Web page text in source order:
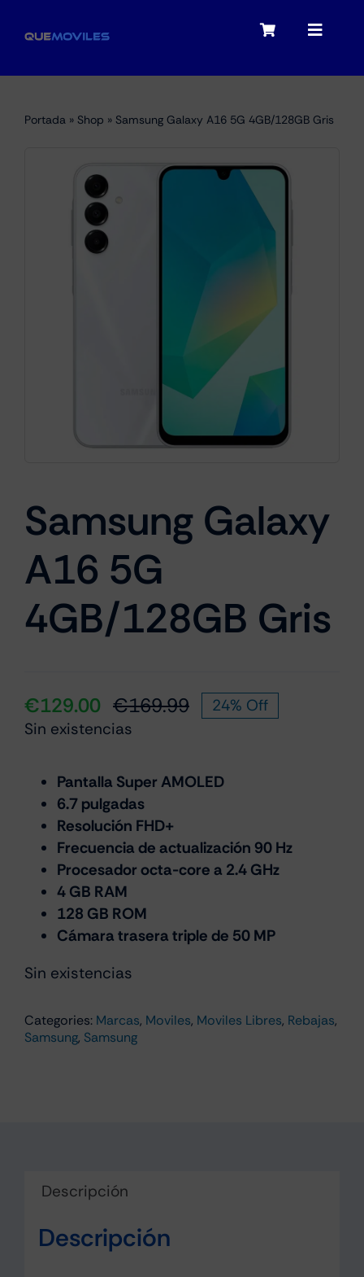
Toggle
My account
Checkout
Toggle
Portátiles
Smartwatches
Cámaras
Marcas
Portada » Shop » Samsung Galaxy A16 5G 4GB/128GB Gris
Samsung Galaxy
A16 5G
4GB/128GB Gris
€169.99El
era:
€129.00
El
es:
24% Off
Sin existencias
Pantalla Super AMOLED
6.7 pulgadas
Resolución FHD+
Frecuencia de actualización 90 Hz
Procesador octa-core a 2.4 GHz
4 GB RAM
128 GB ROM
Cámara trasera triple de 50 MP
Sin existencias
Categories: Marcas, Moviles, Moviles Libres, Rebajas,
Samsung, Samsung
Descripción
Descripción